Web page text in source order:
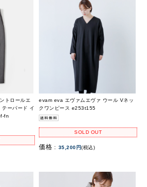
トロールエ
ーパード イ
fn
evam eva エヴァムエヴァ ウール Vネッ
クワンピース e253t155
SOLD OUT
価格 : 35,200円(税込)